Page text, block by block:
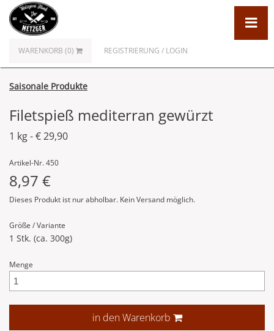
WARENKORB (0) REGISTRIERUNG / LOGIN
Saisonale Produkte
Filetspieß mediterran gewürzt
1 kg - € 29,90
Artikel-Nr. 450
8,97 €
Dieses Produkt ist nur abholbar. Kein Versand möglich.
Größe / Variante
1 Stk. (ca. 300g)
Menge
in den Warenkorb